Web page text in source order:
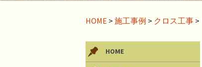
HOME > 施工事例 > クロス工事 >
HOME